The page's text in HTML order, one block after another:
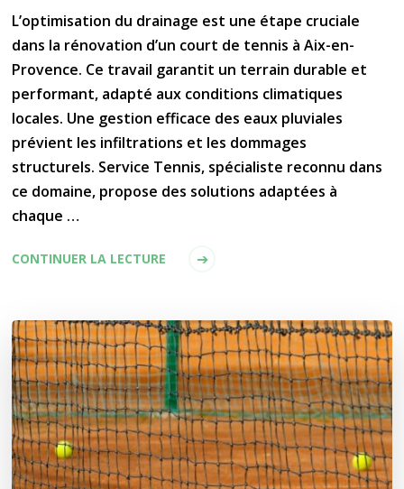
L’optimisation du drainage est une étape cruciale
dans la rénovation d’un court de tennis à Aix-en-
Provence. Ce travail garantit un terrain durable et
performant, adapté aux conditions climatiques
locales. Une gestion efficace des eaux pluviales
prévient les infiltrations et les dommages
structurels. Service Tennis, spécialiste reconnu dans
ce domaine, propose des solutions adaptées à
chaque …
CONTINUER LA LECTURE